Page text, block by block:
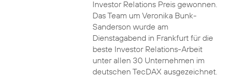
Investor Relations Preis gewonnen.
Das Team um Veronika Bunk-
Sanderson wurde am
Dienstagabend in Frankfurt für die
beste Investor Relations-Arbeit
unter allen 30 Unternehmen im
deutschen TecDAX ausgezeichnet.